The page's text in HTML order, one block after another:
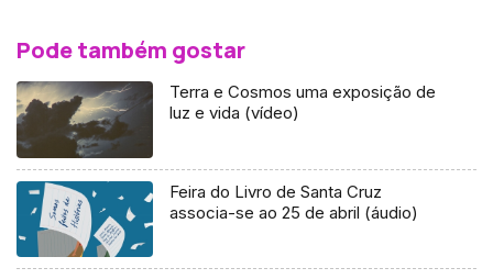
Pode também gostar
Terra e Cosmos uma exposição de
luz e vida (vídeo)
Feira do Livro de Santa Cruz
associa-se ao 25 de abril (áudio)